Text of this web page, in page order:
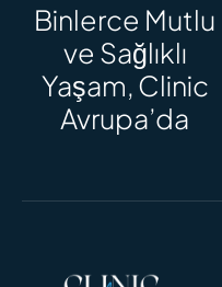
Binlerce Mutlu
ve Sağlıklı
Yaşam, Clinic
Avrupa’da